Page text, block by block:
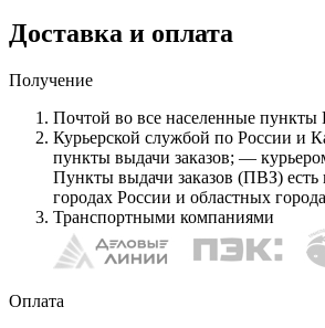
Доставка и оплата
Получение
Почтой во все населенные пункты
Курьерской службой по России и
пункты выдачи заказов; —
Пункты выдачи заказов (ПВЗ) есть
городах России и областных
Транспортными компаниями
Оплата